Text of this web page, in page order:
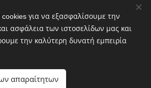
για να εξασφαλίσουμε την
ασφάλεια των ιστοσελίδων μας και
την καλύτερη δυνατή εμπειρία
απαραίτητων